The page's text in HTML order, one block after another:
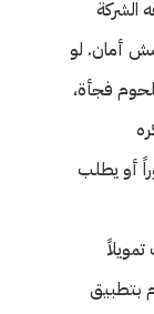
الشركة
أمان. لو
فجأة،
أو يطلب
بتطبيق